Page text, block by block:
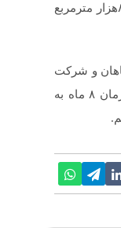
مدیرعامل بنیاد یاس فاطمه النبی ادامه داد: این مجتمع به مساحت ۵هزار مترمربع در زمینی به مساحت ۸هزار مترمربع
و شرکت
توسعه فرآوری صنایع و معادن ماهان سیرجان اقدام خواهد شد و تلاش می‌کنیم که این پروژه در مدت زمان ۸ ماه به